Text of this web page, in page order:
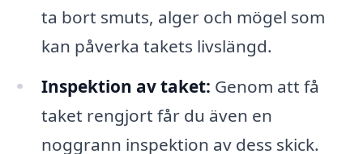
ta bort smuts, alger och mögel som
kan påverka takets livslängd.
Inspektion av taket: Genom att få
taket rengjort får du även en
noggrann inspektion av dess skick.